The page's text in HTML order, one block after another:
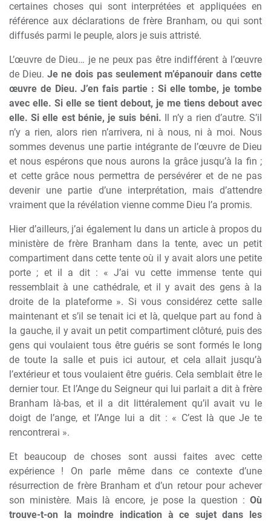
certaines choses qui sont interprétées et appliquées en
référence aux déclarations de frère Branham, ou qui sont
diffusés parmi le peuple, alors je suis attristé.
L’œuvre de Dieu… je ne peux pas être indifférent à l’œuvre
de Dieu.Je ne dois pas seulement m’épanouir dans cette
œuvre de Dieu. J’en fais partie : Si elle tombe, je tombe
avec elle. Si elle se tient debout, je me tiens debout avec
elle. Si elle est bénie, je suis béni. Il n’y a rien d’autre. S’il
n’y a rien, alors rien n’arrivera, ni à nous, ni à moi. Nous
sommes devenus une partie intégrante de l’œuvre de Dieu
et nous espérons que nous aurons la grâce jusqu’à la fin ;
et cette grâce nous permettra de persévérer et de ne pas
devenir une partie d’une interprétation, mais d’attendre
vraiment que la révélation vienne comme Dieu l’a promis.
Hier d’ailleurs, j’ai également lu dans un article à propos du
ministère de frère Branham dans la tente, avec un petit
compartiment dans cette tente où il y avait alors une petite
porte ; et il a dit : « J’ai vu cette immense tente qui
ressemblait à une cathédrale, et il y avait des gens à la
droite de la plateforme ». Si vous considérez cette salle
maintenant et s’il se tenait ici et là, quelque part au fond à
la gauche, il y avait un petit compartiment clôturé, puis des
gens qui voulaient tous être guéris se sont formés le long
de toute la salle et puis ici autour, et cela allait jusqu’à
l’extérieur et tous voulaient être guéris. Cela semblait être le
dernier tour. Et l’Ange du Seigneur qui lui parlait a dit à frère
Branham là-bas, et il a dit littéralement qu’il avait vu le
doigt de l’ange, et l’Ange lui a dit : « C’est là que Je te
rencontrerai ».
Et beaucoup de choses sont aussi faites avec cette
expérience ! On parle même dans ce contexte d’une
résurrection de frère Branham et d’un retour pour achever
son ministère. Mais là encore, je pose la question : Où
trouve-t-on la moindre indication à ce sujet dans les